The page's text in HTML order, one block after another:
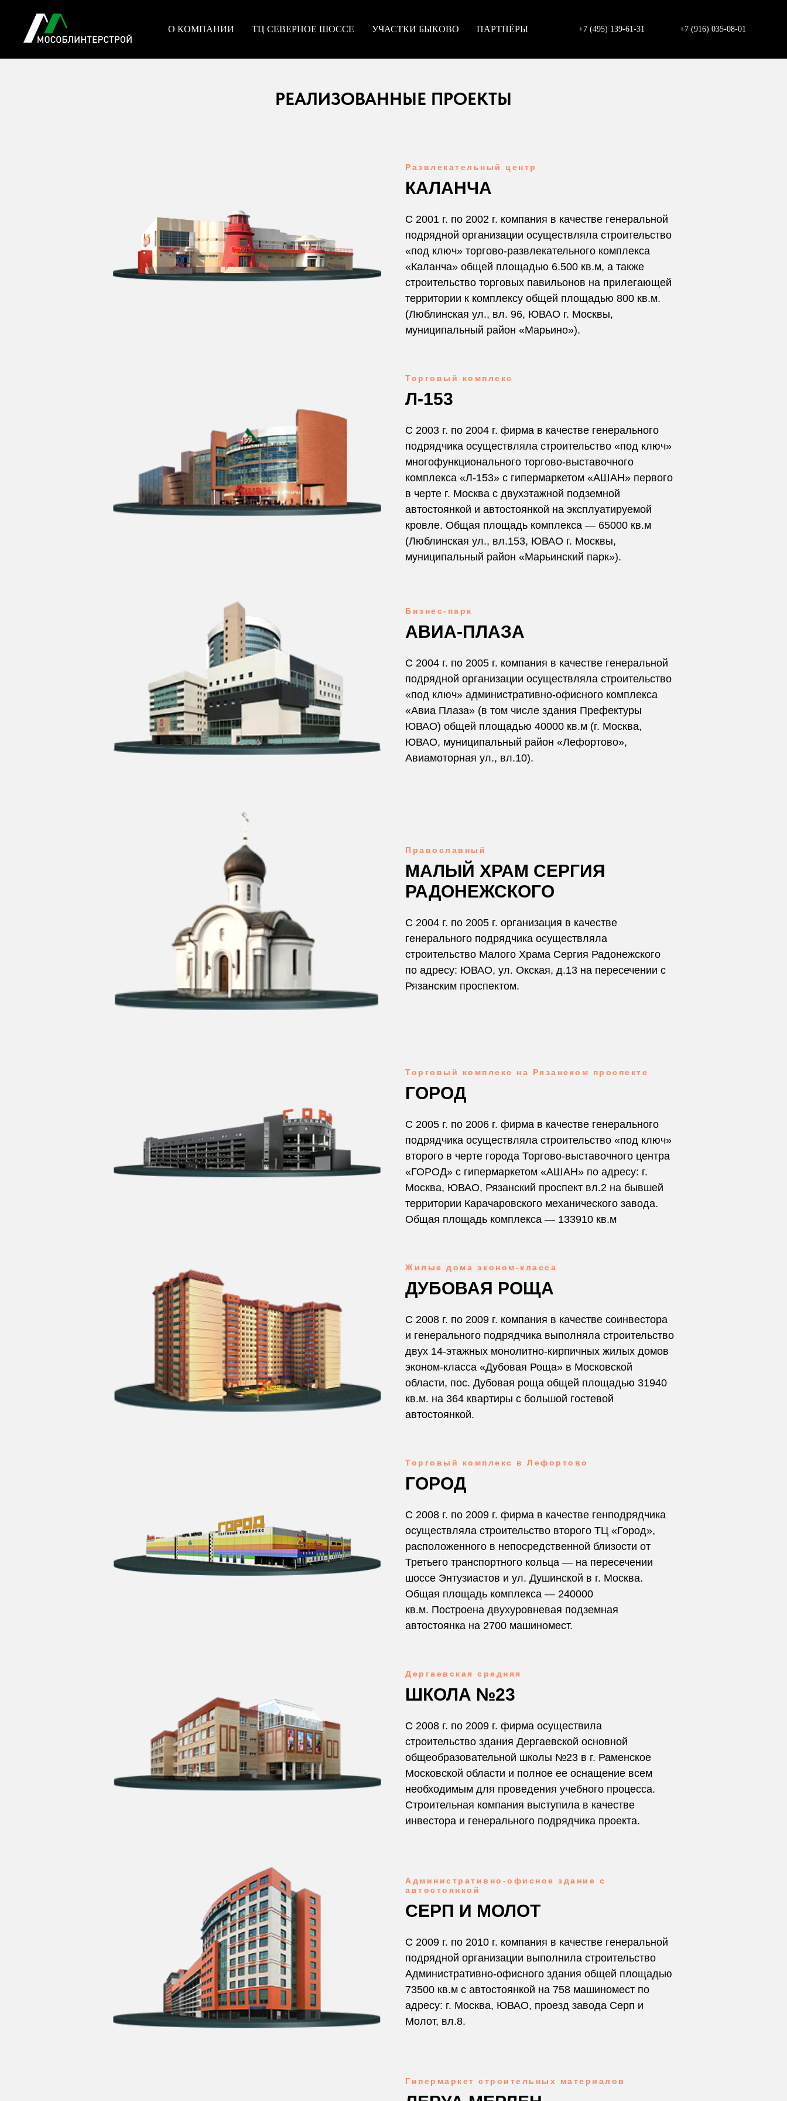
О КОМПАНИИ ТЦ СЕВЕРНОЕ ШОССЕ УЧАСТКИ БЫКОВО ПАРТНЁРЫ +7 (495) 139-61-31 +7 (916) 035-08-01
РЕАЛИЗОВАННЫЕ ПРОЕКТЫ
Развлекательный центр
КАЛАНЧА
С 2001 г. по 2002 г. компания в качестве генеральной
подрядной организации осуществляла строительство
«под ключ» торгово-развлекательного комплекса
«Каланча» общей площадью 6.500 кв.м, а также
строительство торговых павильонов на прилегающей
территории к комплексу общей площадью 800 кв.м.
(Люблинская ул., вл. 96, ЮВАО г. Москвы,
муниципальный район «Марьино»).
Торговый комплекс
Л-153
С 2003 г. по 2004 г. фирма в качестве генерального
подрядчика осуществляла строительство «под ключ»
многофункционального торгово-выставочного
комплекса «Л-153» с гипермаркетом «АШАН» первого
в черте г. Москва с двухэтажной подземной
автостоянкой и автостоянкой на эксплуатируемой
кровле. Общая площадь комплекса — 65000 кв.м
(Люблинская ул., вл.153, ЮВАО г. Москвы,
муниципальный район «Марьинский парк»).
Бизнес-парк
АВИА-ПЛАЗА
С 2004 г. по 2005 г. компания в качестве генеральной
подрядной организации осуществляла строительство
«под ключ» административно-офисного комплекса
«Авиа Плаза» (в том числе здания Префектуры
ЮВАО) общей площадью 40000 кв.м (г. Москва,
ЮВАО, муниципальный район «Лефортово»,
Авиамоторная ул., вл.10).
Православный
МАЛЫЙ ХРАМ СЕРГИЯ
РАДОНЕЖСКОГО
С 2004 г. по 2005 г. организация в качестве
генерального подрядчика осуществляла
строительство Малого Храма Сергия Радонежского
по адресу: ЮВАО, ул. Окская, д.13 на пересечении с
Рязанским проспектом.
Торговый комплекс на Рязанском проспекте
ГОРОД
С 2005 г. по 2006 г. фирма в качестве генерального
подрядчика осуществляла строительство «под ключ»
второго в черте города Торгово-выставочного центра
«ГОРОД» с гипермаркетом «АШАН» по адресу: г.
Москва, ЮВАО, Рязанский проспект вл.2 на бывшей
территории Карачаровского механического завода.
Общая площадь комплекса — 133910 кв.м
Жилые дома эконом-класса
ДУБОВАЯ РОЩА
С 2008 г. по 2009 г. компания в качестве соинвестора
и генерального подрядчика выполняла строительство
двух 14-этажных монолитно-кирпичных жилых домов
эконом-класса «Дубовая Роща» в Московской
области, пос. Дубовая роща общей площадью 31940
кв.м. на 364 квартиры с большой гостевой
автостоянкой.
Торговый комплекс в Лефортово
ГОРОД
С 2008 г. по 2009 г. фирма в качестве генподрядчика
осуществляла строительство второго ТЦ «Город»,
расположенного в непосредственной близости от
Третьего транспортного кольца — на пересечении
шоссе Энтузиастов и ул. Душинской в г. Москва.
Общая площадь комплекса — 240000
кв.м. Построена двухуровневая подземная
автостоянка на 2700 машиномест.
Дергаевская средняя
ШКОЛА №23
С 2008 г. по 2009 г. фирма осуществила
строительство здания Дергаевской основной
общеобразовательной школы №23 в г. Раменское
Московской области и полное ее оснащение всем
необходимым для проведения учебного процесса.
Строительная компания выступила в качестве
инвестора и генерального подрядчика проекта.
Административно-офисное здание с
автостоянкой
СЕРП И МОЛОТ
С 2009 г. по 2010 г. компания в качестве генеральной
подрядной организации выполнила строительство
Административно-офисного здания общей площадью
73500 кв.м с автостоянкой на 758 машиномест по
адресу: г. Москва, ЮВАО, проезд завода Серп и
Молот, вл.8.
Гипермаркет строительных материалов